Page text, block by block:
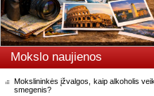
Mokslo naujienos
Mokslininkės įžvalgos, kaip alkoholis
smegenis?